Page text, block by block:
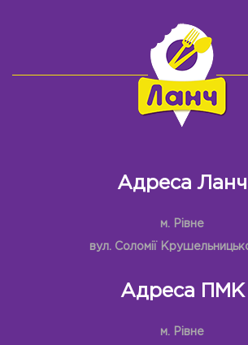
Адреса Ланч
м. Рівне
вул. Соломії
Адреса ПМК
м. Рівне